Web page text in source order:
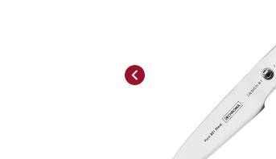
Previous